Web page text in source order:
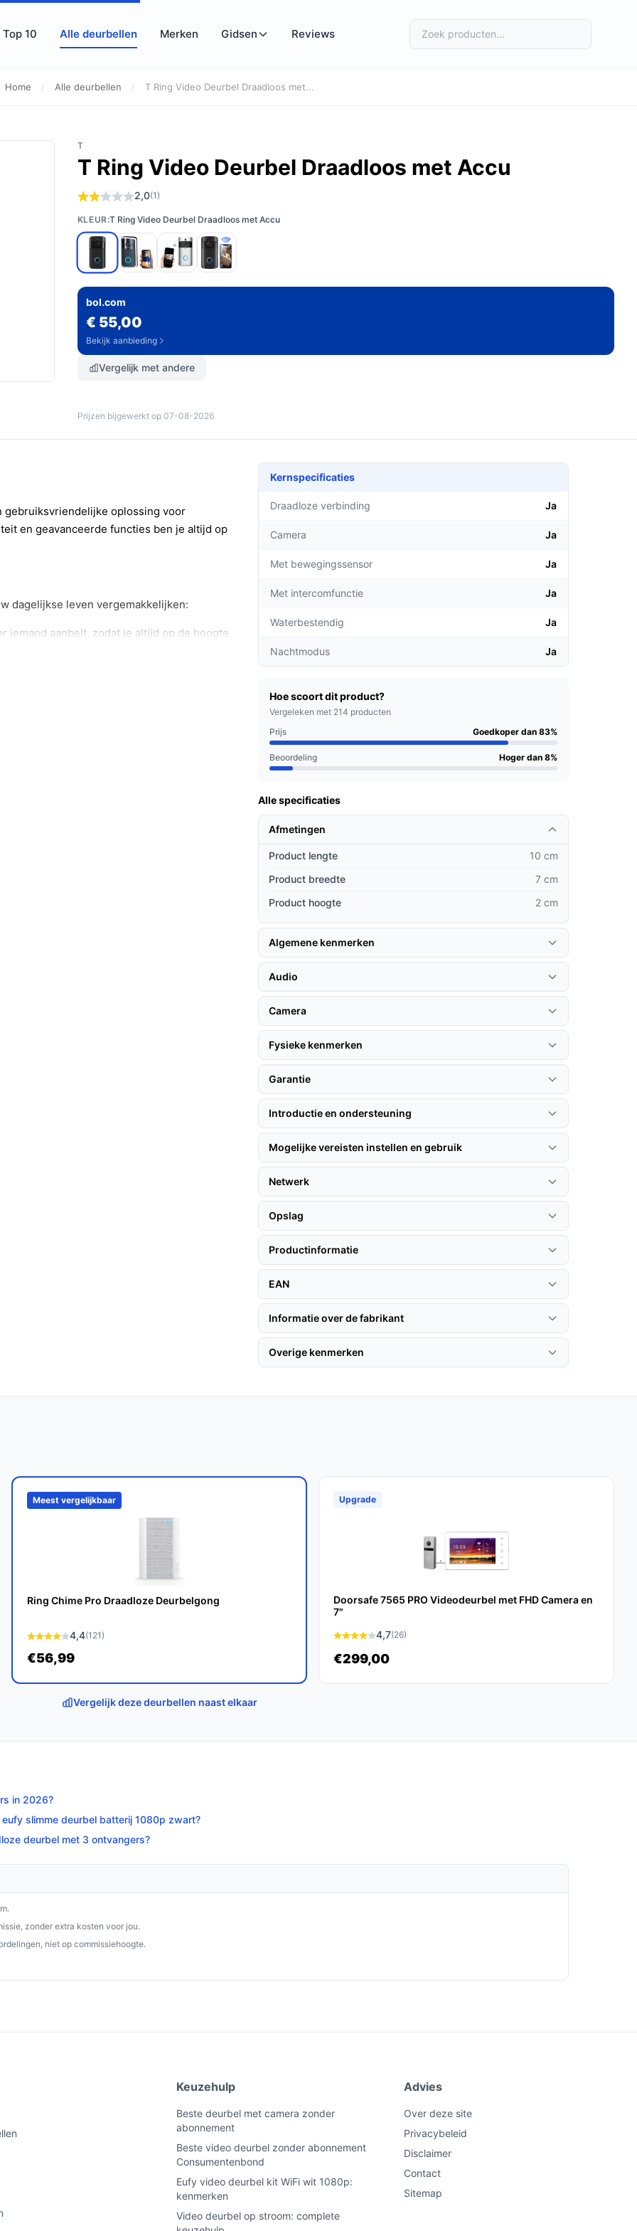
Top 10 Alle deurbellen Merken Gidsen Reviews
Home / Alle deurbellen / T Ring Video Deurbel Draadloos met...
T
T Ring Video Deurbel Draadloos met Accu
2,0(1)
KLEUR:T Ring Video Deurbel Draadloos met Accu
bol.com
€ 55,00
Bekijk aanbieding
Vergelijk met andere
Prijzen bijgewerkt op 07-08-2026
gebruiksvriendelijke oplossing voor
en geavanceerde functies ben je altijd op
dagelijkse leven vergemakkelijken:
iemand aanbelt, zodat je altijd op de hoogte
alle weersomstandigheden te weerstaan.
geen abonnementsverplichting en biedt
oplossing voor wie zijn of
en handige functies is het een
Kernspecificaties
Draadloze verbinding Ja
Camera Ja
Met bewegingssensor Ja
Met intercomfunctie Ja
Waterbestendig Ja
Nachtmodus Ja
Hoe scoort dit product?
Vergeleken met 214 producten
Prijs
Goedkoper dan 83%
Beoordeling Hoger dan 8%
Alle specificaties
Afmetingen
Product lengte
10 cm
Product breedte
7 cm
Product hoogte
2 cm
Algemene kenmerken
Audio
Camera
Fysieke kenmerken
Garantie
Introductie en ondersteuning
Mogelijke vereisten instellen en gebruik
Netwerk
Opslag
Productinformatie
EAN
Informatie over de fabrikant
Overige kenmerken
Meest vergelijkbaar
Ring Chime Pro Draadloze Deurbelgong
4,4(121)
€56,99
Upgrade
Doorsafe 7565 PRO Videodeurbel met FHD Camera en
7"
4,7(26)
€299,00
Vergelijk deze deurbellen naast elkaar
in 2026?
slimme deurbel batterij 1080p zwart?
deurbel met 3 ontvangers?
zonder extra kosten voor jou.
niet op commissiehoogte.
Keuzehulp
Beste deurbel met camera zonder
abonnement
Beste video deurbel zonder abonnement
Consumentenbond
Eufy video deurbel kit WiFi wit 1080p:
kenmerken
Video deurbel op stroom: complete
Advies
Over deze site
Privacybeleid
Disclaimer
Contact
Sitemap